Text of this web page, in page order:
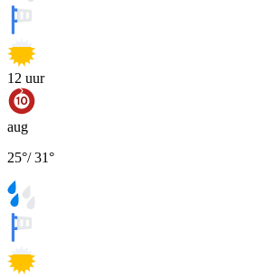
12 uur
aug
25°/31°